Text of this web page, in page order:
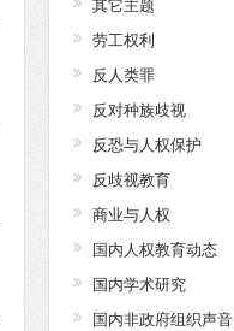
其它主题
劳工权利
反人类罪
反对种族歧视
反恐与人权保护
反歧视教育
商业与人权
国内人权教育动态
国内学术研究
国内非政府组织声音